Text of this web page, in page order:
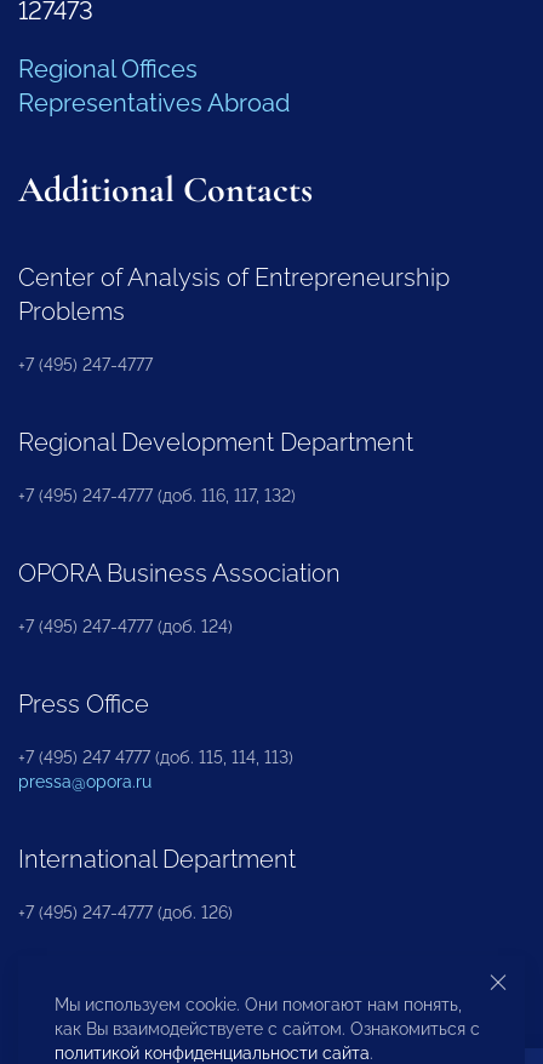
127473
Regional Offices
Representatives Abroad
Additional Contacts
Center of Analysis of Entrepreneurship
Problems
+7 (495) 247-4777
Regional Development Department
+7 (495) 247-4777 (доб. 116, 117, 132)
OPORA Business Association
+7 (495) 247-4777 (доб. 124)
Press Office
+7 (495) 247 4777 (доб. 115, 114, 113)
pressa@opora.ru
International Department
+7 (495) 247-4777 (доб. 126)
Business and Investment Rights Protection
Department
Мы используем cookie. Они помогают нам понять,
как Вы взаимодействуете с сайтом. Ознакомиться с
политикой конфиденциальности сайта.